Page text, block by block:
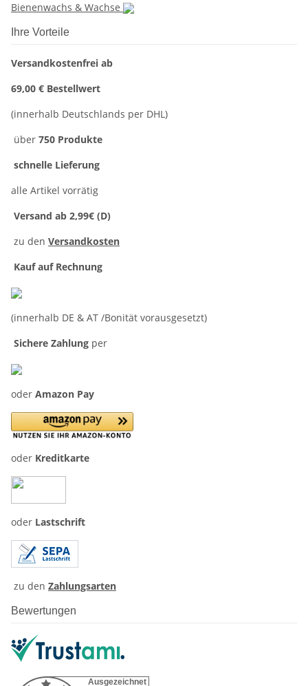
Bienenwachs & Wachse
Ihre Vorteile
Versandkostenfrei ab
69,00 € Bestellwert
(innerhalb Deutschlands per DHL)
über 750 Produkte
schnelle Lieferung
alle Artikel vorrätig
Versand ab 2,99€ (D)
zu den Versandkosten
Kauf auf Rechnung
(innerhalb DE & AT /Bonität vorausgesetzt)
Sichere Zahlung per
oder Amazon Pay
oder Kreditkarte
oder Lastschrift
zu den Zahlungsarten
Bewertungen